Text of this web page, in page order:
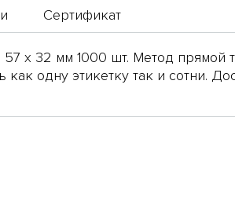
Сертификат
х 32 мм 1000 шт. Метод прямой
как одну этикетку так и сотни.